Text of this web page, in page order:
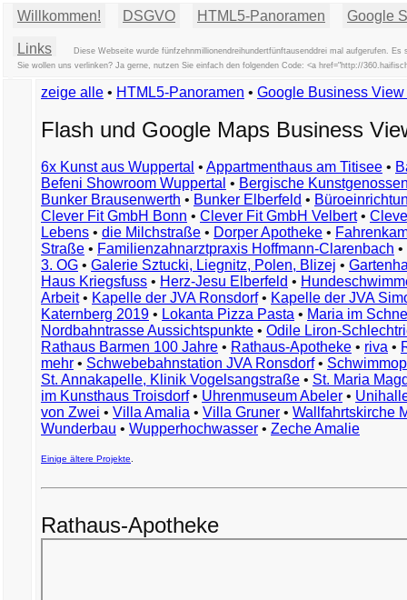
Willkommen! DSGVO HTML5-Panoramen Google
Links
Diese Webseite wurde fünfzehnmillionendreihundertfünftausenddrei mal aufgerufen.
Sie wollen uns verlinken? Ja gerne, nutzen Sie einfach den folgenden Code: <a href="http://
zeige alle • HTML5-Panoramen • Google Business
Flash und Google Maps Business
6x Kunst aus Wuppertal • Appartmenthaus am Titisee •
Befeni Showroom Wuppertal • Bergische
Bunker Brausenwerth • Bunker Elberfeld •
Clever Fit GmbH Bonn • Clever Fit GmbH Velbert•
Lebens • die Milchstraße • Dorper Apotheke •
Straße • Familienzahnarztpraxis Hoffmann-Clarenbach •
3. OG • Galerie Sztucki, Liegnitz, Polen, Blizej •
Haus Kriegsfuss • Herz-Jesu Elberfeld •
Arbeit• Kapelle der JVA Ronsdorf• Kapelle der JVA
Katernberg 2019 • Lokanta Pizza Pasta • Maria im
Nordbahntrasse Aussichtspunkte • Odile Liron-
Rathaus Barmen 100 Jahre • Rathaus-Apotheke • riva •
mehr • Schwebebahnstation JVA Ronsdorf•
St. Annakapelle, Klinik Vogelsangstraße • St. Maria
im Kunsthaus Troisdorf• Uhrenmuseum Abeler •
von Zwei • Villa Amalia • Villa Gruner • Wallfahrtskirche
Wunderbau • Wupperhochwasser • Zeche Amalie
Einige ältere Projekte
Rathaus-Apotheke